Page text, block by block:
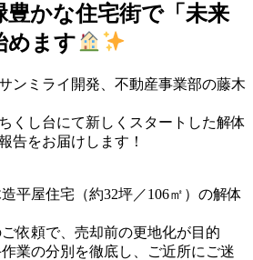
豊かな住宅街で「未来
めます
ンミライ開発、不動産事業部の藤木
くし台にて新しくスタートした解体
告をお届けします！
平屋住宅（約32坪／106㎡）の解体
依頼で、売却前の更地化が目的
業の分別を徹底し、ご近所にご迷